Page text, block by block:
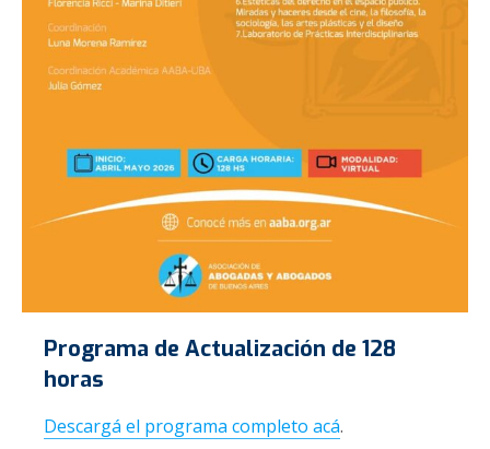
Programa de Actualización de 128
horas
Descargá el programa completo acá.